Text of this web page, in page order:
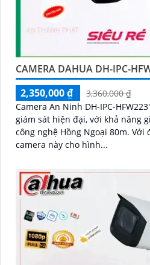
CAMERA DAHUA DH-IPC-
2,350,000 ₫
3,360,000 ₫
Camera An Ninh DH-IPC-
giám sát hiện đại, với khả năng
công nghệ Hồng Ngoại 80m. Với độ phân giải 2.0 MP,
camera này cho hình...